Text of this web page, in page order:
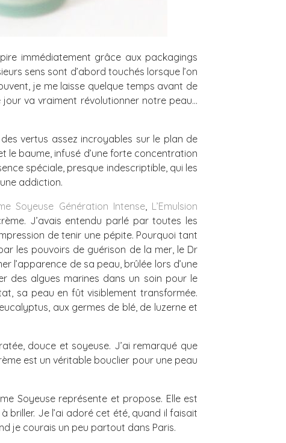
immédiatement grâce aux packagings
sens sont d’abord touchés lorsque l’on
je me laisse quelque temps avant de
va vraiment révolutionner notre peau…
vertus assez incroyables sur le plan de
le baume, infusé d’une forte concentration
spéciale, presque indescriptible, qui les
addiction.
Soyeuse Génération Intense, L’Emulsion
J’avais entendu parlé par toutes les
de tenir une pépite. Pourquoi tant
les pouvoirs de guérison de la mer, le Dr
l’apparence de sa peau, brûlée lors d’une
des algues marines dans un soin pour le
sa peau en fût visiblement transformée.
aux germes de blé, de luzerne et
douce et soyeuse. J’ai remarqué que
est un véritable bouclier pour une peau
Soyeuse représente et propose. Elle est
Je l’ai adoré cet été, quand il faisait
je courais un peu partout dans Paris.